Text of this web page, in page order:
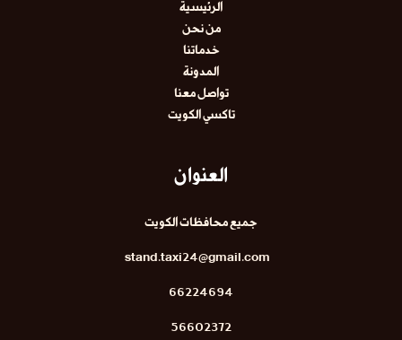
الرئيسية
من نحن
خدماتنا
المدونة
تواصل معنا
تاكسي الكويت
العنوان
جميع محافظات الكويت
stand.taxi24@gmail.com
66224694
56602372